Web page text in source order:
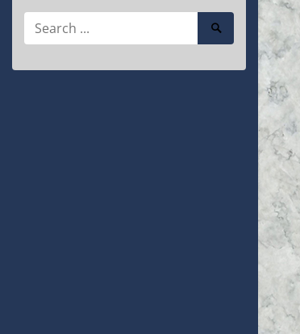
for:
Search
Submit